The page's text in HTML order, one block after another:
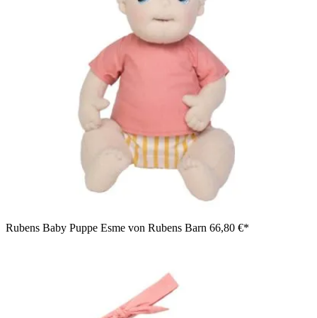
Rubens Baby Puppe Esme von Rubens Barn 66,80 €*